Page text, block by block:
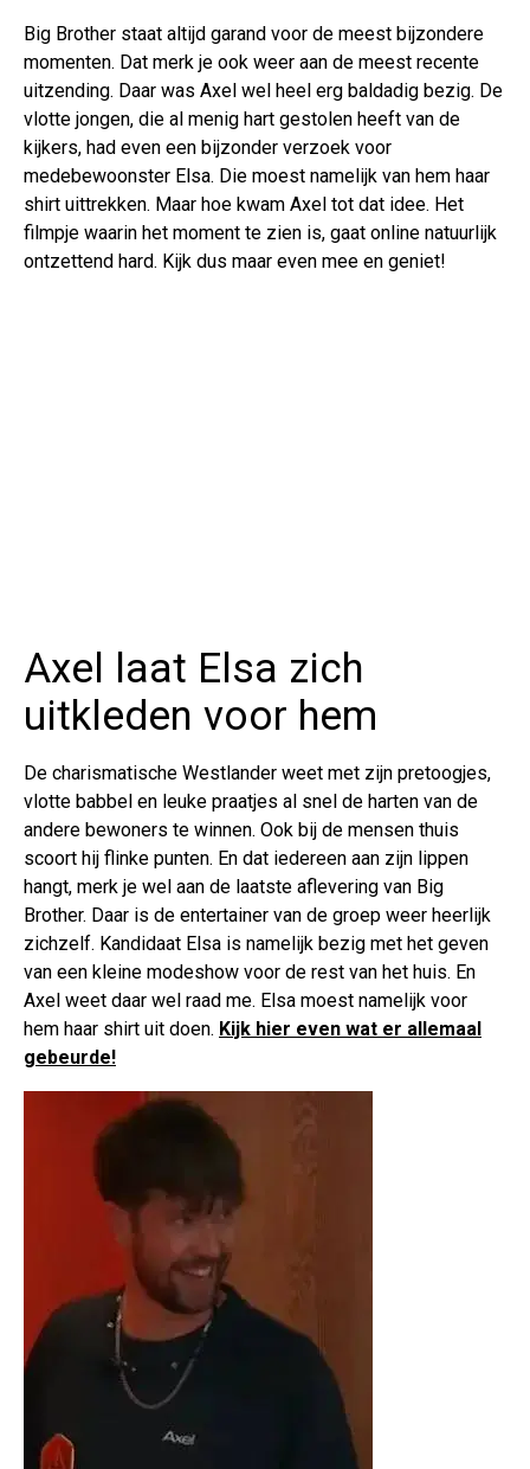
Big Brother staat altijd garand voor de meest bijzondere
momenten. Dat merk je ook weer aan de meest recente
uitzending. Daar was Axel wel heel erg baldadig bezig. De
vlotte jongen, die al menig hart gestolen heeft van de
kijkers, had even een bijzonder verzoek voor
medebewoonster Elsa. Die moest namelijk van hem haar
shirt uittrekken. Maar hoe kwam Axel tot dat idee. Het
filmpje waarin het moment te zien is, gaat online natuurlijk
ontzettend hard. Kijk dus maar even mee en geniet!
Axel laat Elsa zich
uitkleden voor hem
De charismatische Westlander weet met zijn pretoogjes,
vlotte babbel en leuke praatjes al snel de harten van de
andere bewoners te winnen. Ook bij de mensen thuis
scoort hij flinke punten. En dat iedereen aan zijn lippen
hangt, merk je wel aan de laatste aflevering van Big
Brother. Daar is de entertainer van de groep weer heerlijk
zichzelf. Kandidaat Elsa is namelijk bezig met het geven
van een kleine modeshow voor de rest van het huis. En
Axel weet daar wel raad me. Elsa moest namelijk voor
hem haar shirt uit doen. Kijk hier even wat er allemaal
gebeurde!